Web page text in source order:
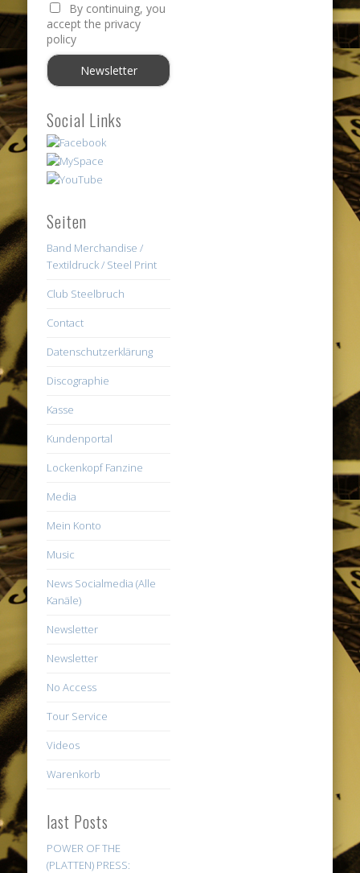
By continuing, you
accept the privacy
policy
Social Links
Seiten
Band Merchandise /
Textildruck / Steel Print
Club Steelbruch
Contact
Datenschutzerklärung
Discographie
Kasse
Kundenportal
Lockenkopf Fanzine
Media
Mein Konto
Music
News Socialmedia (Alle
Kanäle)
Newsletter
Newsletter
No Access
Tour Service
Videos
Warenkorb
last Posts
POWER OF THE
(PLATTEN) PRESS: